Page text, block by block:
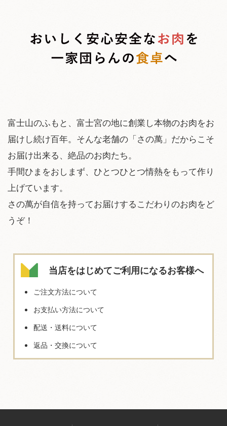
富士山のふもと、富士宮の地に創業し本物のお肉をお
届けし続け百年。そんな老舗の「さの萬」だからこそ
お届け出来る、絶品のお肉たち。
手間ひまをおしまず、ひとつひとつ情熱をもって作り
上げています。
さの萬が自信を持ってお届けするこだわりのお肉をど
うぞ！
当店をはじめてご利用になるお客様へ
ご注文方法について
お支払い方法について
配送・送料について
返品・交換について